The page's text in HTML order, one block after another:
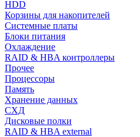
HDD
Корзины для накопителей
Системные платы
Блоки питания
Охлаждение
RAID & HBA контроллеры
Прочее
Процессоры
Память
Хранение данных
СХД
Дисковые полки
RAID & HBA external